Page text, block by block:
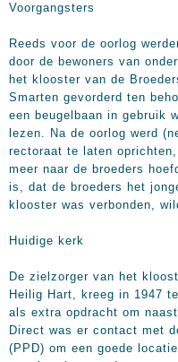
Voorgangsters
Reeds voor de oorlog
door de bewoners van
het klooster van de
Smarten gevorderd ten
een beugelbaan in gebruik
lezen. Na de oorlog werd
rectoraat te laten
meer naar de broeders
is, dat de broeders het
klooster was verbonden,
Huidige kerk
De zielzorger van het
Heilig Hart, kreeg in 1947
als extra opdracht om
Direct was er contact met
(PPD) om een goede